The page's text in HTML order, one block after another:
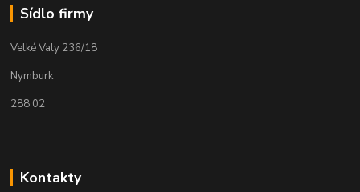
Sídlo firmy
Velké Valy 236/18
Nymburk
288 02
Kontakty